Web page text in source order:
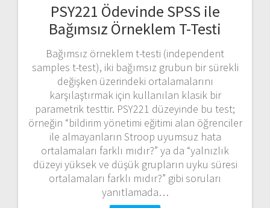
PSY221 Ödevinde SPSS ile
Bağımsız Örneklem T-Testi
Bağımsız örneklem t-testi (independent
samples t-test), iki bağımsız grubun bir sürekli
değişken üzerindeki ortalamalarını
karşılaştırmak için kullanılan klasik bir
parametrik testtir. PSY221 düzeyinde bu test;
örneğin “bildirim yönetimi eğitimi alan öğrenciler
ile almayanların Stroop uyumsuz hata
ortalamaları farklı mıdır?” ya da “yalnızlık
düzeyi yüksek ve düşük grupların uyku süresi
ortalamaları farklı mıdır?” gibi soruları
yanıtlamada…